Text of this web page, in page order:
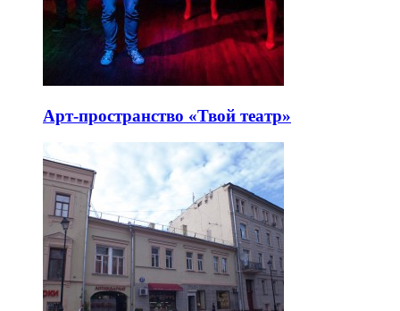
Арт-пространство «Твой театр»